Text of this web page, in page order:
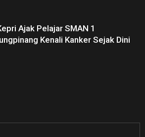
Ajak Pelajar SMAN 1
Kenali Kanker Sejak Dini